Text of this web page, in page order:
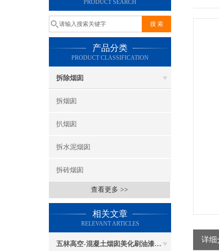
PRODUCT SEARCH
产品分类
PRODUCT CLASSIFICATION
拆除烟囱
拆烟囱
扒烟囱
拆水泥烟囱
拆砖烟囱
查看更多 >>
相关文章
RELEVANT ARTICLES
五林高空-混凝土烟囱美化刷油漆防腐施工
详细